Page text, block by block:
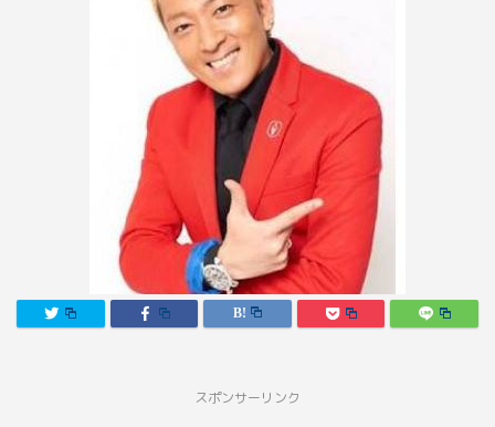
スポンサーリンク